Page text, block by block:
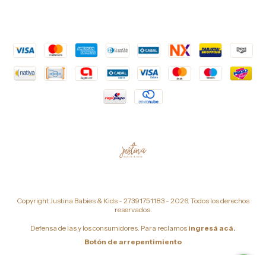
Copyright Justina Babies & Kids - 27391751183 - 2026. Todos los derechos
reservados.
Defensa de las y los consumidores. Para reclamos ingresá acá.
Botón de arrepentimiento